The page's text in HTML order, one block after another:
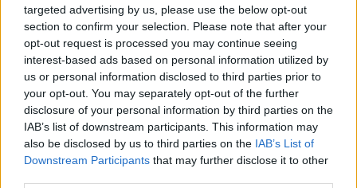
targeted advertising by us, please use the below opt-out
section to confirm your selection. Please note that after your
opt-out request is processed you may continue seeing
interest-based ads based on personal information utilized by
us or personal information disclosed to third parties prior to
your opt-out. You may separately opt-out of the further
disclosure of your personal information by third parties on the
IAB’s list of downstream participants. This information may
also be disclosed by us to third parties on the IAB’s List of
Downstream Participants that may further disclose it to other
ΡΟΗ ΕΙΔΗΣΕΩΝ
Σε 57χρονη γυναίκα ανήκει η σορός στον Λυκαβηττό
8 Αυγούστου, 2026
Καλοκαίρι και αλλεργίες: Πότε απαιτείται προσοχή και ποια
συμπτώματα δεν πρέπει να αγνοούμε
8 Αυγούστου, 2026